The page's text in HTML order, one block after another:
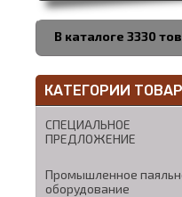
В каталоге 3330
КАТЕГОРИИ
СПЕЦИАЛЬНОЕ
ПРЕДЛОЖЕНИЕ
Промышленное
оборудование